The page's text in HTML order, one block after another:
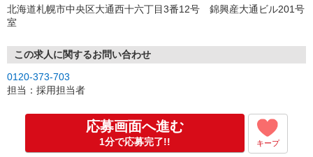
北海道札幌市中央区大通西十六丁目3番12号 錦興産大通ビル201号
室
この求人に関するお問い合わせ
0120-373-703
担当：採用担当者
応募画面へ進む
1分で応募完了!! キープ